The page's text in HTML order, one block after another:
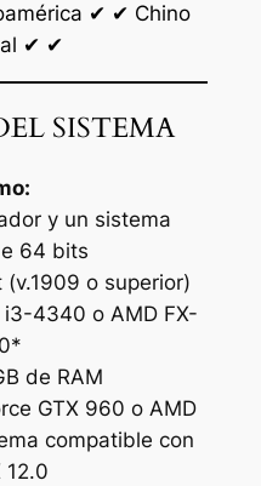
✔ ✔ Chino
✔ ✔
SISTEMA
y un sistema
64 bits
o superior)
i3-4340 o AMD FX-
de RAM
GTX 960 o AMD
compatible con
12.0